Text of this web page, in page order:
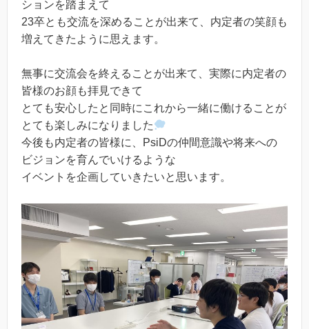
ションを踏まえて
23卒とも交流を深めることが出来て、内定者の笑顔も
増えてきたように思えます。
無事に交流会を終えることが出来て、実際に内定者の
皆様のお顔も拝見できて
とても安心したと同時にこれから一緒に働けることが
とても楽しみになりました
今後も内定者の皆様に、PsiDの仲間意識や将来への
ビジョンを育んでいけるような
イベントを企画していきたいと思います。